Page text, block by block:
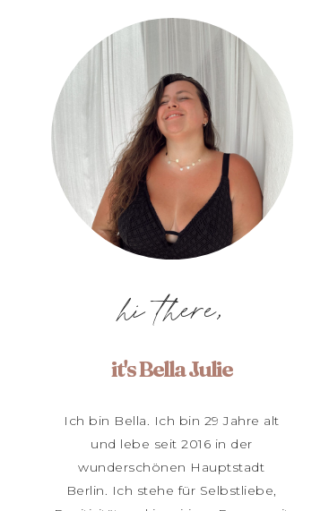
hi there,
it's Bella Julie
Ich bin Bella. Ich bin 29 Jahre alt
und lebe seit 2016 in der
wunderschönen Hauptstadt
Berlin. Ich stehe für Selbstliebe,